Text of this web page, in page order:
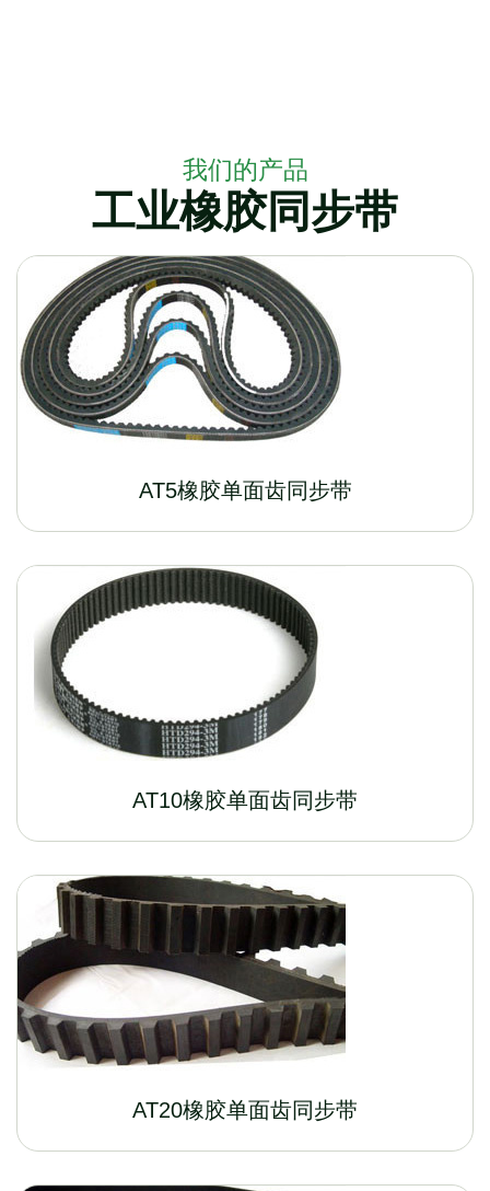
我们的产品
工业橡胶同步带
AT5橡胶单面齿同步带
AT10橡胶单面齿同步带
AT20橡胶单面齿同步带